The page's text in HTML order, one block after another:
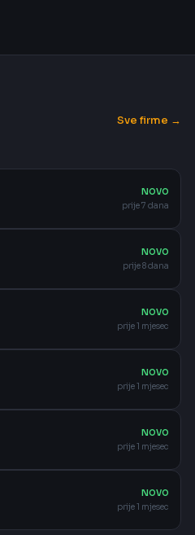
Sve firme →
NOVO
prije 7 dana
NOVO
prije 8 dana
NOVO
prije 1 mjesec
NOVO
prije 1 mjesec
NOVO
prije 1 mjesec
NOVO
prije 1 mjesec